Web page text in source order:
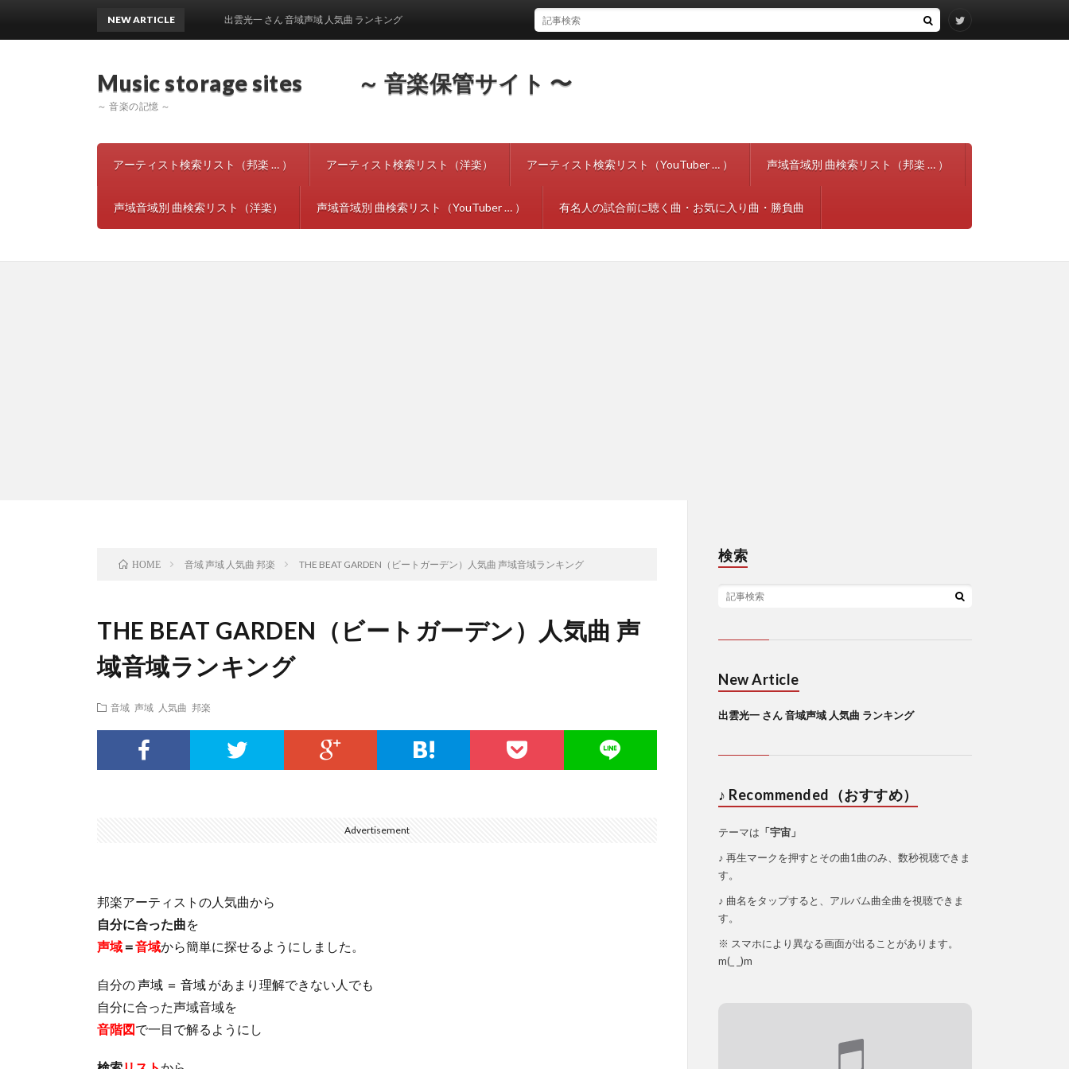
Music storage sites ～ 音楽保管サイト 〜
～ 音楽の記憶 ～
アーティスト検索リスト（邦楽 … ） アーティスト検索リスト（洋楽） アーティスト検索リスト（YouTuber … ） 声域音域別 曲検索リスト（邦楽 … ）
声域音域別 曲検索リスト（洋楽） 声域音域別 曲検索リスト（YouTuber … ） 有名人の試合前に聴く曲・お気に入り曲・勝負曲
NEW ARTICLE 出雲光一 さん 音域声域 人気曲 ランキング
HOME 音域 声域 人気曲 邦楽 THE BEAT GARDEN（ビートガーデン）人気曲 声域音域ランキング
THE BEAT GARDEN（ビートガーデン）人気曲 声
域音域ランキング
音域 声域 人気曲 邦楽
Advertisement
邦楽アーティストの人気曲から
自分に合った曲を
声域＝音域から簡単に探せるようにしました。
自分の声域 ＝ 音域 があまり理解できない人でも
自分に合った声域音域を
音階図で一目で解るようにし
検索
New Article
出雲光一 さん 音域声域 人気曲 ランキング
♪ Recommended（おすすめ）
テーマは 「宇宙」
♪ 再生マークを押すとその曲1曲のみ、数秒視聴できま
す。
♪ 曲名をタップすると、アルバム曲全曲を視聴できま
す。
※ スマホにより異なる画面が出ることがあります。
m(_ _)m